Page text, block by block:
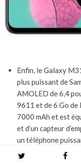
Enfin, le Galaxy
plus puissant de
AMOLED de 6,4
9611 et de 6 Go
7000 mAh et est
et d’un capteur
un téléphone
M31 est une